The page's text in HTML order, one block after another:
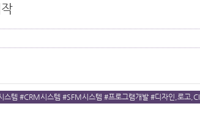
스템 #CRM시스템 #SFM시스템 #프로그램개발 #디자인,로고,CI